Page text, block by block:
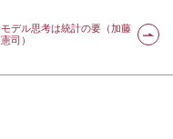
モデル思考は統計の要（加藤
憲司）